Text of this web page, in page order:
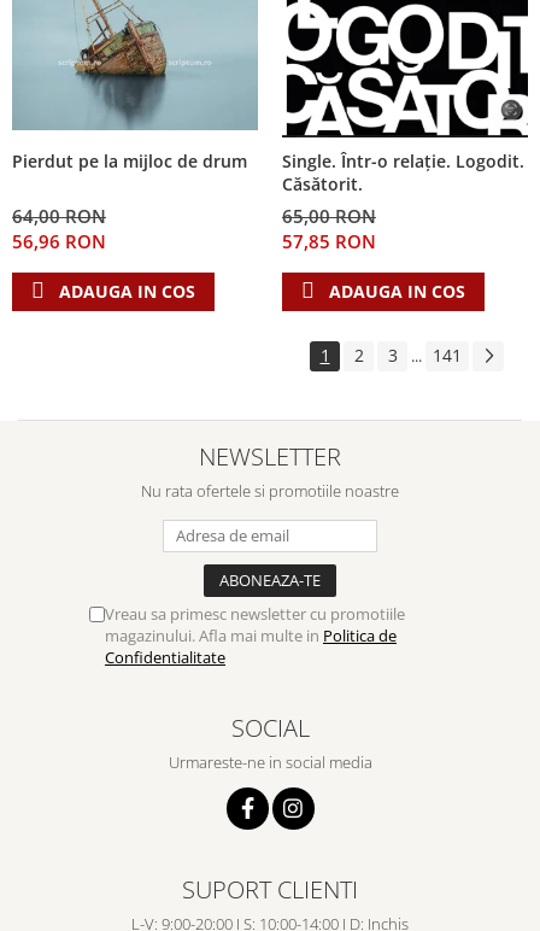
Pierdut pe la mijloc de drum
64,00 RON
56,96 RON
ADAUGA IN COS
Single. Într-o relație. Logodit.
Căsătorit.
65,00 RON
57,85 RON
ADAUGA IN COS
1 2 3 ... 141
NEWSLETTER
Nu rata ofertele si promotiile noastre
Vreau sa primesc newsletter cu promotiile
magazinului. Afla mai multe in Politica de
Confidentialitate
SOCIAL
Urmareste-ne in social media
SUPORT CLIENTI
L-V: 9:00-20:00 I S: 10:00-14:00 I D: Inchis